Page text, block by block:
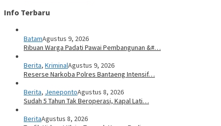
Info Terbaru
BatamAgustus 9, 2026
Ribuan Warga Padati Pawai Pembangunan &#…
Berita, KriminalAgustus 9, 2026
Reserse Narkoba Polres Bantaeng Intensif…
Berita, JenepontoAgustus 8, 2026
Sudah 5 Tahun Tak Beroperasi, Kapal Lati…
BeritaAgustus 8, 2026